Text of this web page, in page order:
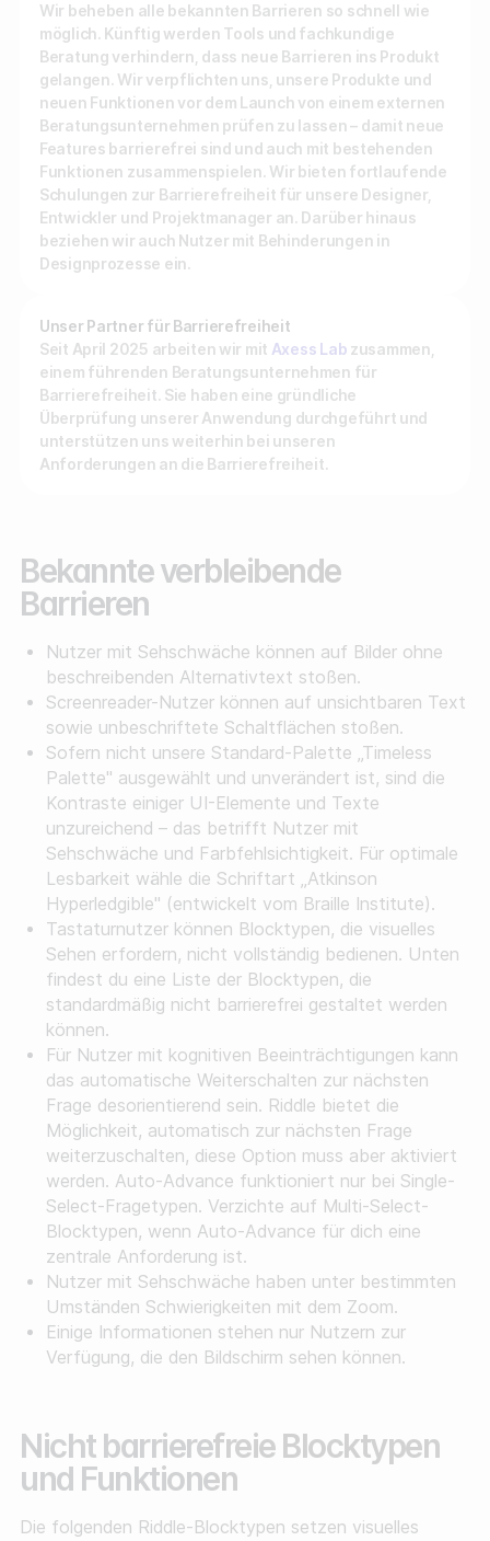
Wir beheben alle bekannten Barrieren so schnell wie
möglich. Künftig werden Tools und fachkundige
Beratung verhindern, dass neue Barrieren ins Produkt
gelangen. Wir verpflichten uns, unsere Produkte und
neuen Funktionen vor dem Launch von einem externen
Beratungsunternehmen prüfen zu lassen – damit neue
Features barrierefrei sind und auch mit bestehenden
Funktionen zusammenspielen. Wir bieten fortlaufende
Schulungen zur Barrierefreiheit für unsere Designer,
Entwickler und Projektmanager an. Darüber hinaus
beziehen wir auch Nutzer mit Behinderungen in
Designprozesse ein.
Unser Partner für Barrierefreiheit
Seit April 2025 arbeiten wir mit Axess Lab zusammen,
einem führenden Beratungsunternehmen für
Barrierefreiheit. Sie haben eine gründliche
Überprüfung unserer Anwendung durchgeführt und
unterstützen uns weiterhin bei unseren
Anforderungen an die Barrierefreiheit.
Bekannte verbleibende
Barrieren
Nutzer mit Sehschwäche können auf Bilder ohne
beschreibenden Alternativtext stoßen.
Screenreader-Nutzer können auf unsichtbaren Text
sowie unbeschriftete Schaltflächen stoßen.
Sofern nicht unsere Standard-Palette „Timeless
Palette" ausgewählt und unverändert ist, sind die
Kontraste einiger UI-Elemente und Texte
unzureichend – das betrifft Nutzer mit
Sehschwäche und Farbfehlsichtigkeit. Für optimale
Lesbarkeit wähle die Schriftart „Atkinson
Hyperledgible" (entwickelt vom Braille Institute).
Tastaturnutzer können Blocktypen, die visuelles
Sehen erfordern, nicht vollständig bedienen. Unten
findest du eine Liste der Blocktypen, die
standardmäßig nicht barrierefrei gestaltet werden
können.
Für Nutzer mit kognitiven Beeinträchtigungen kann
das automatische Weiterschalten zur nächsten
Frage desorientierend sein. Riddle bietet die
Möglichkeit, automatisch zur nächsten Frage
weiterzuschalten, diese Option muss aber aktiviert
werden. Auto-Advance funktioniert nur bei Single-
Select-Fragetypen. Verzichte auf Multi-Select-
Blocktypen, wenn Auto-Advance für dich eine
zentrale Anforderung ist.
Nutzer mit Sehschwäche haben unter bestimmten
Umständen Schwierigkeiten mit dem Zoom.
Einige Informationen stehen nur Nutzern zur
Verfügung, die den Bildschirm sehen können.
Nicht barrierefreie Blocktypen
und Funktionen
Die folgenden Riddle-Blocktypen setzen visuelles